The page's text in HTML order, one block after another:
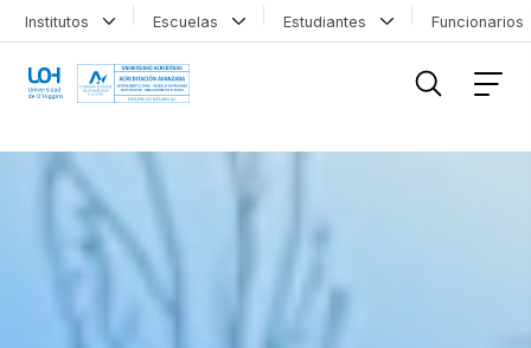
Institutos Escuelas Estudiantes